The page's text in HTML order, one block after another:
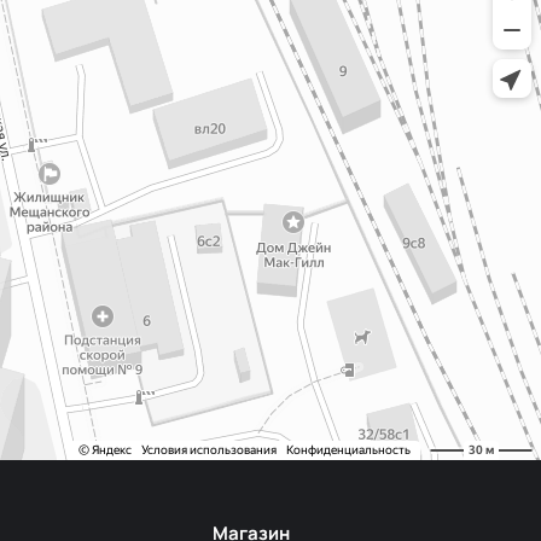
3
F257
203/1
F254
191/3
2
309/1
F206
Магазин